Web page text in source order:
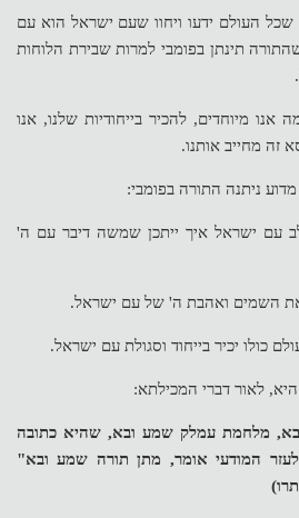
העולם ידעו ויחוו שעם ישראל הוא עם
תינתן בפומבי למרות שבירת הלוחות
אנו מיוחדים, להכיר בייחודיות שלנו, אנו
זה מחייב אותנו.
ניתנה התורה בפומבי:
עם ישראל איך ייתכן שמשה דיבר עם ה'
השמים ואהבת ה' של עם ישראל.
כולו יכיר בייחוד וסגולת עם ישראל.
לאור דברי המכילתא:
מלחמת עמלק שמע ובא, שהיא כתובה
המודעי אומר, מתן תורה שמע ובא"